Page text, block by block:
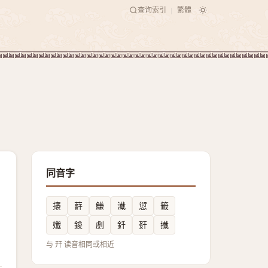
查询索引 繁體
同音字
攐 䓸 鰜 瀐 愆
籤
孅
鋑 㓺 釺 姧 㩥
与 幵 读音相同或相近